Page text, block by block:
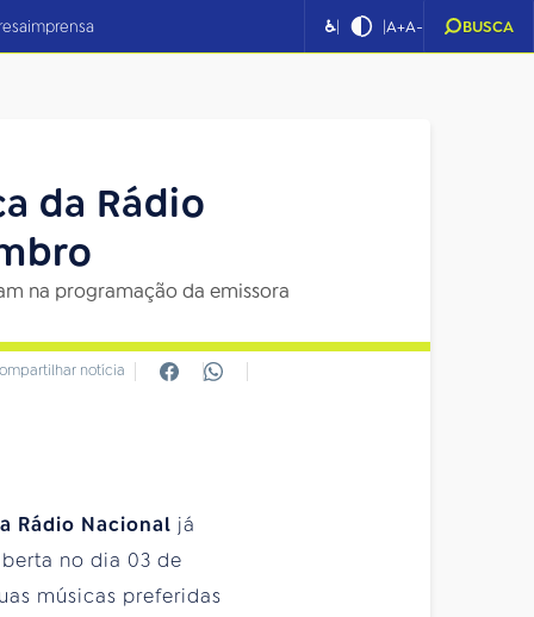
imprensa ♿| |A+A- BUSCA
da Rádio
na programação da emissora
notícia
Rádio Nacional já
no dia 03 de
músicas preferidas